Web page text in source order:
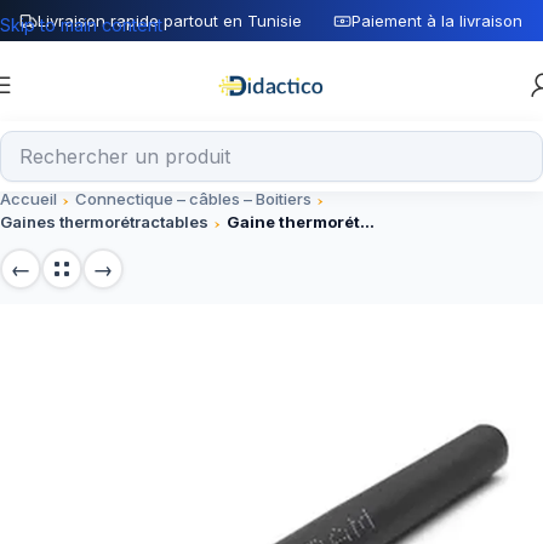
Livraison rapide partout en Tunisie Paiement à la livraison
Skip to main content
Accueil
Connectique – câbles – Boitiers
Gaines thermorétractables
Gaine thermorétractable 10mm pour isolation de composants électroniques (Composant)